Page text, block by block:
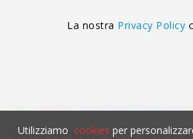
La nostra Privacy Policy
Questo contenuto non è visibile
Utilizziamo cookies per